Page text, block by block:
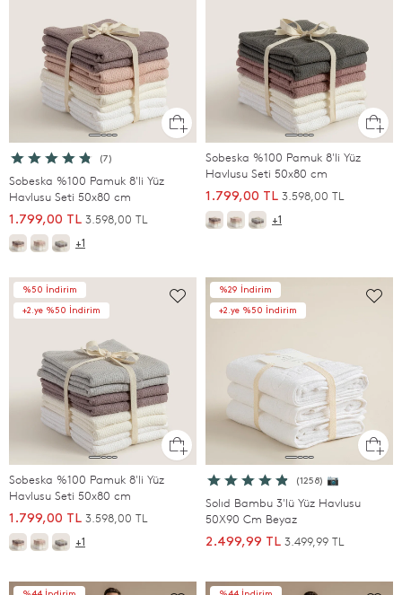
(7)
Sobeska %100 Pamuk 8'li Yüz
Havlusu Seti 50x80 cm
1.799,00 TL 3.598,00 TL
+1
Sobeska %100 Pamuk 8'li Yüz
Havlusu Seti 50x80 cm
1.799,00 TL 3.598,00 TL
+1
%50 İndirim
+2.ye %50 İndirim
Sobeska %100 Pamuk 8'li Yüz
Havlusu Seti 50x80 cm
1.799,00 TL 3.598,00 TL
+1
%29 İndirim
+2.ye %50 İndirim
(1258) 📷
Solıd Bambu 3'lü Yüz Havlusu
50X90 Cm Beyaz
2.499,99 TL 3.499,99 TL